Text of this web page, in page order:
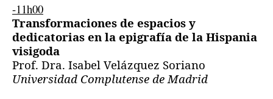
-11h00
Transformaciones de espacios y
dedicatorias en la epigrafía de la Hispania
visigoda
Prof. Dra. Isabel Velázquez Soriano
Universidad Complutense de Madrid